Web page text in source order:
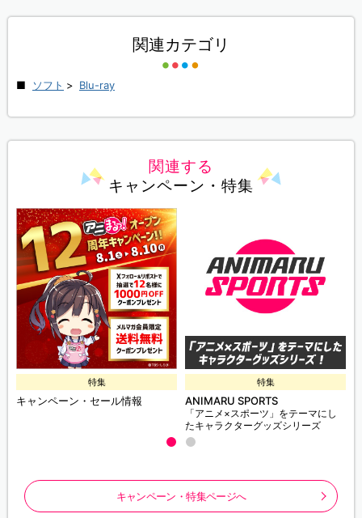
関連カテゴリ
ソフト > Blu-ray
関連する
キャンペーン・特集
特集
キャンペーン・セール情報
特集
ANIMARU SPORTS
「アニメ×スポーツ」をテーマにし
たキャラクターグッズシリーズ
キャンペーン・特集ページへ